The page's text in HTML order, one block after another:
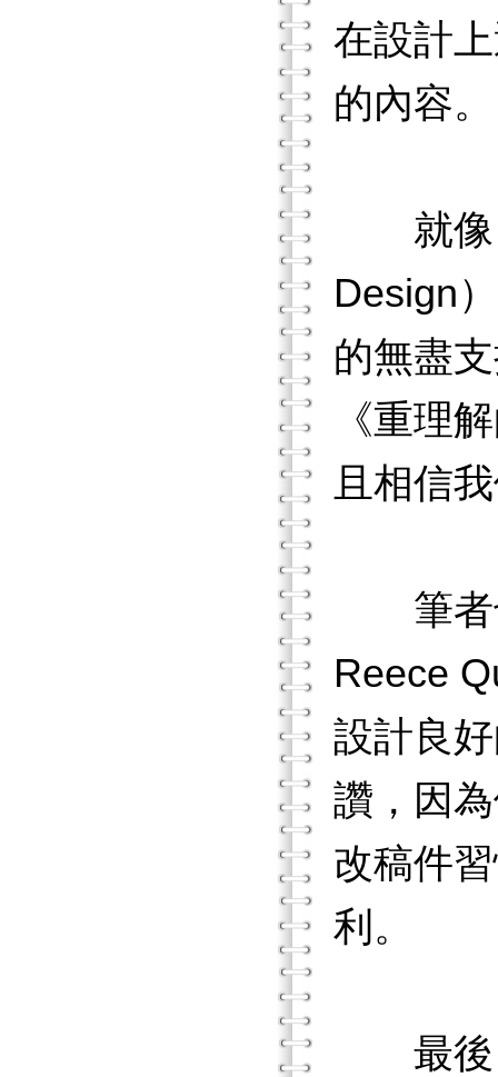
在設計
的內容。
就像《
Design
的無盡
《重理
且相信
筆者也
Reece
設計良
讚，因
改稿件
利。
最後，